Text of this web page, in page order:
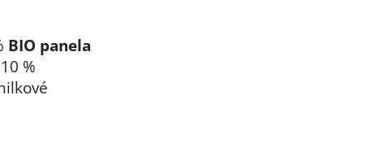
BIO panela
%